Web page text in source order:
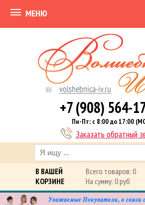
МЕНЮ
+7 (908) 564-
Пн-Пт: с 8:00 до 17:00
Заказать обратный
В ВАШЕЙ
КОРЗИНЕ
Всего товаров: 0
На сумму: 0 руб